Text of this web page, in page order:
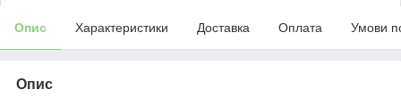
Опис Характеристики Доставка Оплата Умови
Опис